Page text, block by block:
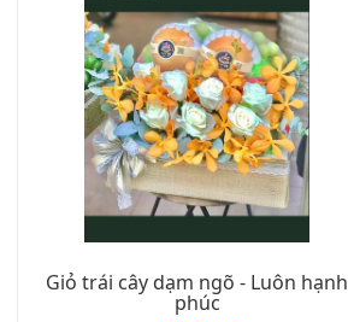
Giỏ trái cây dạm ngõ - Luôn hạnh
phúc